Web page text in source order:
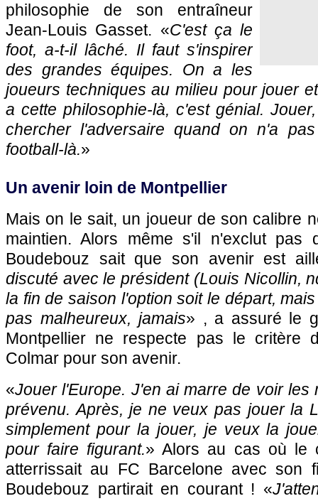
philosophie de son entraîneur
Jean-Louis Gasset. «C'est ça le
foot, a-t-il lâché. Il faut s'inspirer
des grandes équipes. On a les
joueurs techniques au milieu pour jouer
a cette philosophie-là, c'est génial.
chercher l'adversaire quand on n'a
football-là.»
Un avenir loin de Montpellier
Mais on le sait, un joueur de son calibre
maintien. Alors même s'il n'exclut pas
Boudebouz sait que son avenir est
discuté avec le président (Louis Nicollin,
la fin de saison l'option soit le départ,
pas malheureux, jamais» , a assuré le
Montpellier ne respecte pas le critère
Colmar pour son avenir.
«Jouer l'Europe. J'en ai marre de voir les
prévenu. Après, je ne veux pas jouer la
simplement pour la jouer, je veux la
pour faire figurant.» Alors au cas où le
atterrissait au FC Barcelone avec son
Boudebouz partirait en courant ! «